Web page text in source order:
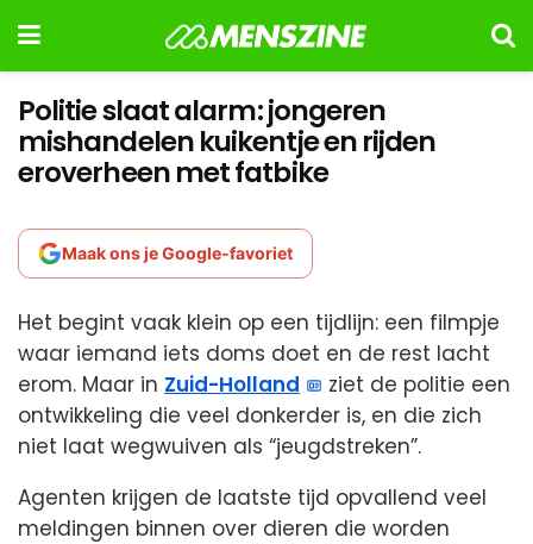
Politie slaat alarm: jongeren
mishandelen kuikentje en rijden
eroverheen met fatbike
Maak ons je Google-favoriet
Het begint vaak klein op een tijdlijn: een filmpje
waar iemand iets doms doet en de rest lacht
erom. Maar in Zuid-Holland
ziet de politie een
ontwikkeling die veel donkerder is, en die zich
niet laat wegwuiven als “jeugdstreken”.
Agenten krijgen de laatste tijd opvallend veel
meldingen binnen over dieren die worden